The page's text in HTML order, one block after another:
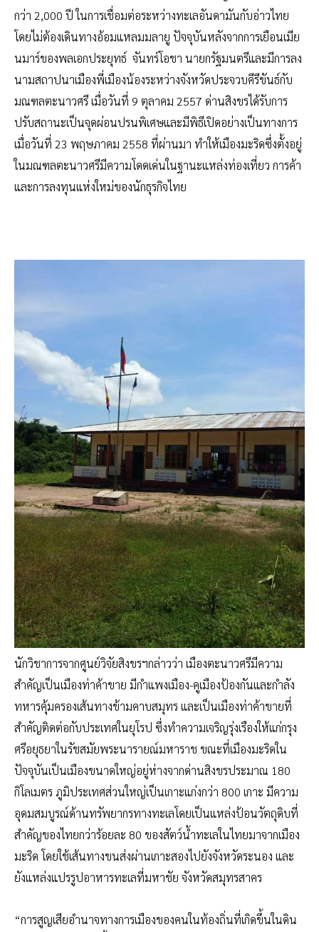
กว่า 2,000 ปี ในการเชื่อมต่อระหว่างทะเลอันดามันกับอ่าวไทย
โดยไม่ต้องเดินทางอ้อมแหลมมลายู ปัจจุบันหลังจากการเยือนเมีย
นมาร์ของพลเอกประยุทธ์ จันทร์โอชา นายกรัฐมนตรีและมีการลง
นามสถาปนาเมืองพี่เมืองน้องระหว่างจังหวัดประจวบคีรีขันธ์กับ
มณฑลตะนาวศรี เมื่อวันที่ 9 ตุลาคม 2557 ด่านสิงขรได้รับการ
ปรับสถานะเป็นจุดผ่อนปรนพิเศษและมีพิธีเปิดอย่างเป็นทางการ
เมื่อวันที่ 23 พฤษภาคม 2558 ที่ผ่านมา ทำให้เมืองมะริดซึ่งตั้งอยู่
ในมณฑลตะนาวศรีมีความโดดเด่นในฐานะแหล่งท่องเที่ยว การค้า
และการลงทุนแห่งใหม่ของนักธุรกิจไทย
นักวิชาการจากศูนย์วิจัยสิงขรฯกล่าวว่า เมืองตะนาวศรีมีความ
สำคัญเป็นเมืองท่าค้าขาย มีกำแพงเมือง-คูเมืองป้องกันและกำลัง
ทหารคุ้มครองเส้นทางข้ามคาบสมุทร และเป็นเมืองท่าค้าขายที่
สำคัญติดต่อกับประเทศในยุโรป ซึ่งทำความเจริญรุ่งเรืองให้แก่กรุง
ศรีอยุธยาในรัชสมัยพระนารายณ์มหาราช ขณะที่เมืองมะริดใน
ปัจจุบันเป็นเมืองขนาดใหญ่อยู่ห่างจากด่านสิงขรประมาณ 180
กิโลเมตร ภูมิประเทศส่วนใหญ่เป็นเกาะแก่งกว่า 800 เกาะ มีความ
อุดมสมบูรณ์ด้านทรัพยากรทางทะเลโดยเป็นแหล่งป้อนวัตถุดิบที่
สำคัญของไทยกว่าร้อยละ 80 ของสัตว์น้ำทะเลในไทยมาจากเมือง
มะริด โดยใช้เส้นทางขนส่งผ่านเกาะสองไปยังจังหวัดระนอง และ
ยังแหล่งแปรรูปอาหารทะเลที่มหาชัย จังหวัดสมุทรสาคร
“การสูญเสียอำนาจทางการเมืองของคนในท้องถิ่นที่เกิดขึ้นในดิน